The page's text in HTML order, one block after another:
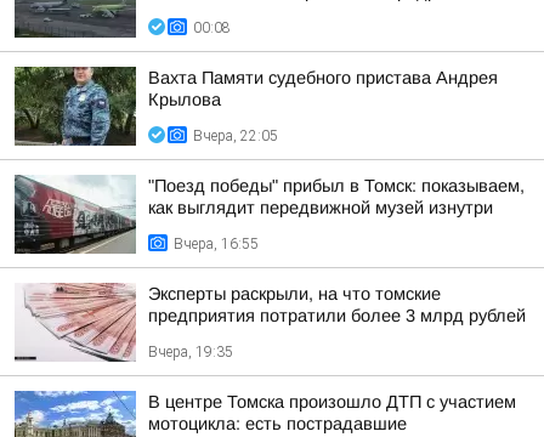
00:08
Вахта Памяти судебного пристава Андрея
Крылова
Вчера, 22:05
"Поезд победы" прибыл в Томск: показываем,
как выглядит передвижной музей изнутри
Вчера, 16:55
Эксперты раскрыли, на что томские
предприятия потратили более 3 млрд рублей
Вчера, 19:35
В центре Томска произошло ДТП с участием
мотоцикла: есть пострадавшие